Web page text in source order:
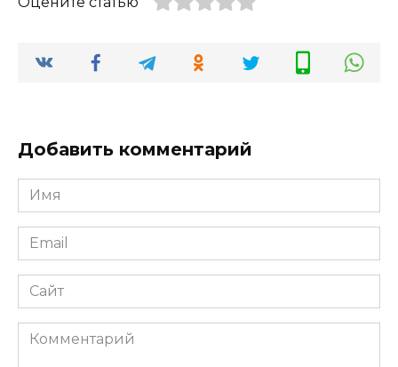
Добавить комментарий
Имя
*
Email
*
Сайт
Комментарий